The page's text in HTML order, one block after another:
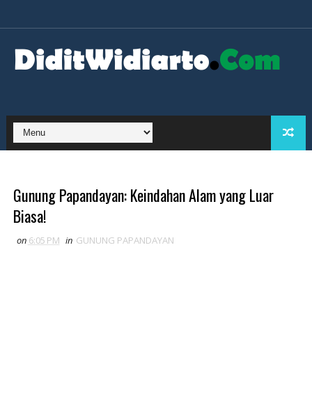
Gunung Papandayan: Keindahan Alam yang Luar
Biasa!
on 6:05 PM in GUNUNG PAPANDAYAN